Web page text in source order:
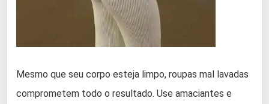
Mesmo que seu corpo esteja limpo, roupas mal lavadas
comprometem todo o resultado. Use amaciantes e